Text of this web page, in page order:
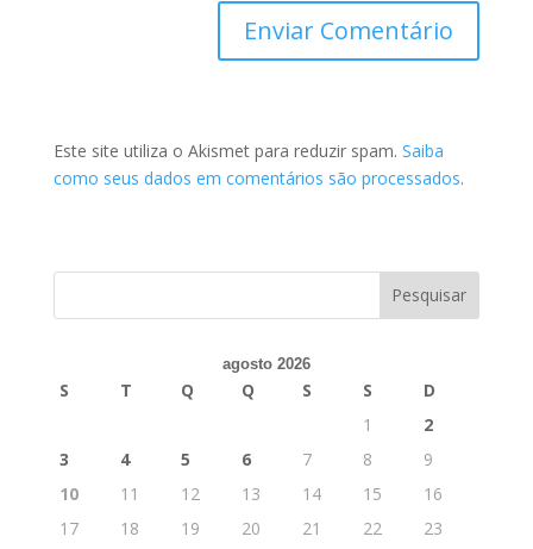
Este site utiliza o Akismet para reduzir spam. Saiba
como seus dados em comentários são processados.
agosto 2026
S T Q Q S S
D
1
2
3
4 5 6 7 8
9
10
11 12 13 14 15
16
17
18 19 20 21 22
23